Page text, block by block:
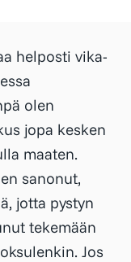
helposti vika-
olen
jopa kesken
maaten.
sanonut,
jotta pystyn
tekemään
Jos